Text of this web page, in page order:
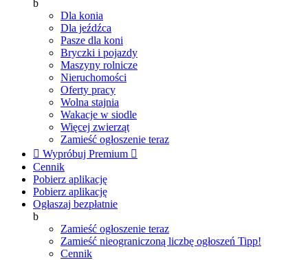
b
Dla konia
Dla jeźdźca
Pasze dla koni
Bryczki i pojazdy
Maszyny rolnicze
Nieruchomości
Oferty pracy
Wolna stajnia
Wakacje w siodle
Więcej zwierząt
Zamieść ogłoszenie teraz
 Wypróbuj Premium 
Cennik
Pobierz aplikację
Pobierz aplikację
Ogłaszaj bezpłatnie
b
Zamieść ogłoszenie teraz
Zamieść nieograniczoną liczbę ogłoszeń Tipp!
Cennik